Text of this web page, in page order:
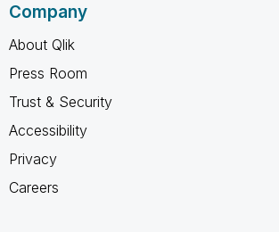
Company
About Qlik
Press Room
Trust & Security
Accessibility
Privacy
Careers